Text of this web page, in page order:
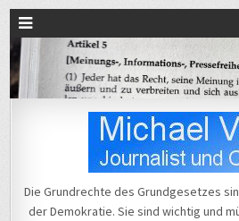
Michael Voß
Die Grundrechte des Grundgesetzes
der Demokratie. Sie sind wichtig und